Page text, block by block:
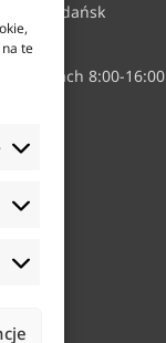
te
718 Gdańsk
godzinach 8:00-16:00